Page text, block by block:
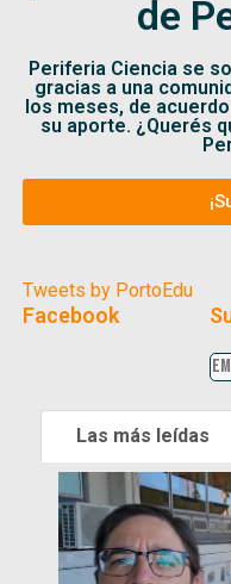
de
Periferia Ciencia se
gracias a una
los meses, de
su aporte. ¿Querés
Tweets by PortoEdu
Facebook
Las más leídas